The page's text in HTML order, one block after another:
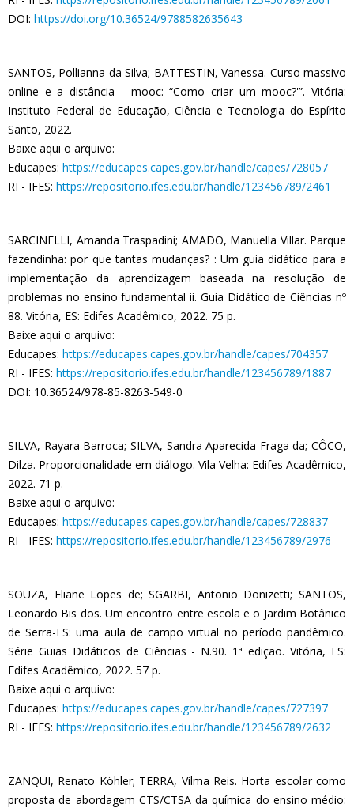
DOI: https://doi.org/10.36524/9788582635643
SANTOS, Pollianna da Silva; BATTESTIN, Vanessa. Curso massivo
online e a distância - mooc: “Como criar um mooc?'”. Vitória:
Instituto Federal de Educação, Ciência e Tecnologia do Espírito
Santo, 2022.
Baixe aqui o arquivo:
Educapes: https://educapes.capes.gov.br/handle/capes/728057
RI - IFES: https://repositorio.ifes.edu.br/handle/123456789/2461
SARCINELLI, Amanda Traspadini; AMADO, Manuella Villar. Parque
fazendinha: por que tantas mudanças? : Um guia didático para a
implementação da aprendizagem baseada na resolução de
problemas no ensino fundamental ii. Guia Didático de Ciências nº
88. Vitória, ES: Edifes Acadêmico, 2022. 75 p.
Baixe aqui o arquivo:
Educapes: https://educapes.capes.gov.br/handle/capes/704357
RI - IFES: https://repositorio.ifes.edu.br/handle/123456789/1887
DOI: 10.36524/978-85-8263-549-0
SILVA, Rayara Barroca; SILVA, Sandra Aparecida Fraga da; CÔCO,
Dilza. Proporcionalidade em diálogo. Vila Velha: Edifes Acadêmico,
2022. 71 p.
Baixe aqui o arquivo:
Educapes: https://educapes.capes.gov.br/handle/capes/728837
RI - IFES: https://repositorio.ifes.edu.br/handle/123456789/2976
SOUZA, Eliane Lopes de; SGARBI, Antonio Donizetti; SANTOS,
Leonardo Bis dos. Um encontro entre escola e o Jardim Botânico
de Serra-ES: uma aula de campo virtual no período pandêmico.
Série Guias Didáticos de Ciências - N.90. 1ª edição. Vitória, ES:
Edifes Acadêmico, 2022. 57 p.
Baixe aqui o arquivo:
Educapes: https://educapes.capes.gov.br/handle/capes/727397
RI - IFES: https://repositorio.ifes.edu.br/handle/123456789/2632
ZANQUI, Renato Köhler; TERRA, Vilma Reis. Horta escolar como
proposta de abordagem CTS/CTSA da química do ensino médio: